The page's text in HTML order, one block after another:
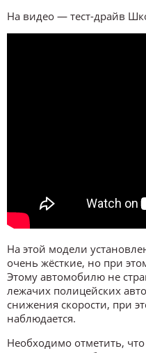
На видео — тест-драйв
На этой модели
очень жёсткие, но при
Этому автомобилю не
лежачих полицейских
снижения скорости, при
наблюдается.
Необходимо отметить,